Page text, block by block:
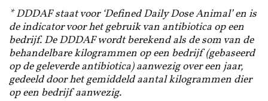
* DDDAF staat voor ‘Defined Daily Dose Animal’ en is
de indicator voor het gebruik van antibiotica op een
bedrijf. De DDDAF wordt berekend als de som van de
behandelbare kilogrammen op een bedrijf (gebaseerd
op de geleverde antibiotica) aanwezig over een jaar,
gedeeld door het gemiddeld aantal kilogrammen dier
op een bedrijf aanwezig.